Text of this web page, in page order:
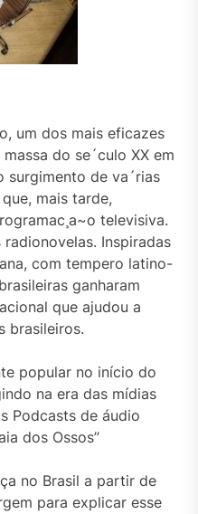
um dos mais eficazes
do se´culo XX em
de va´rias
mais tarde,
televisiva.
Inspiradas
com tempero latino-
ganharam
que ajudou a
brasileiros.
popular no início do
na era das mídias
Podcasts de áudio
dos Ossos”
no Brasil a partir de
para explicar esse